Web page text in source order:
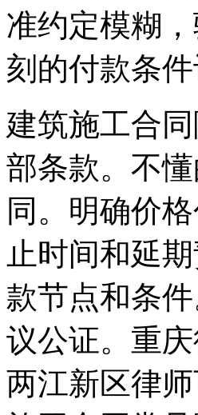
准约定模糊
刻的付款条
建筑施工合
部条款。不
同。明确价
止时间和延
款节点和条
议公证。重
两江新区律